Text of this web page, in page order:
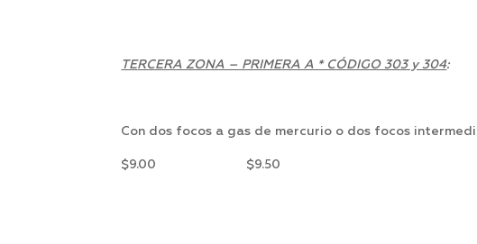
TERCERA ZONA – PRIMERA A * CÓDIGO 303 y 304:
Con dos focos a gas de mercurio o dos focos
$9.00 $9.50